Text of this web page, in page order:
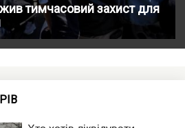
тимчасовий захист для